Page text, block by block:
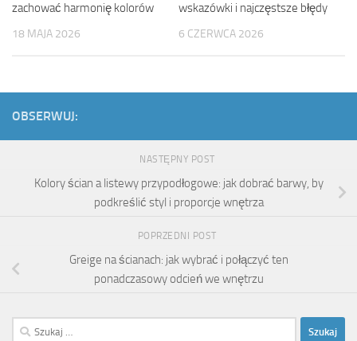
zachować harmonię kolorów
18 MAJA 2026
wskazówki i najczęstsze błędy
6 CZERWCA 2026
OBSERWUJ:
NASTĘPNY POST
Kolory ścian a listewy przypodłogowe: jak dobrać barwy, by
podkreślić styl i proporcje wnętrza
POPRZEDNI POST
Greige na ścianach: jak wybrać i połączyć ten
ponadczasowy odcień we wnętrzu
Szukaj: